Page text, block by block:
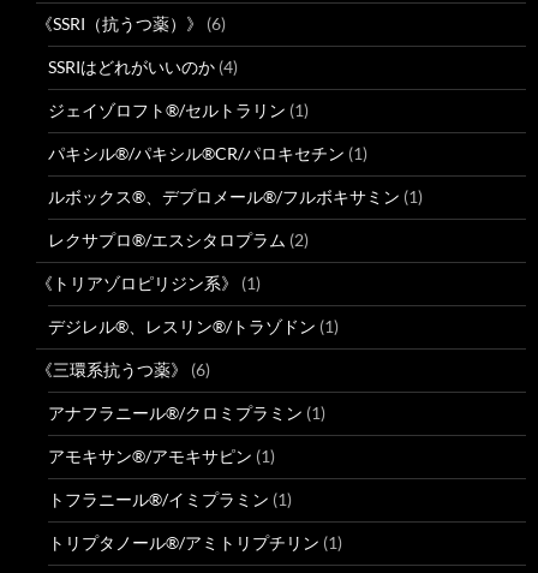
《SSRI（抗うつ薬）》 (6)
SSRIはどれがいいのか (4)
ジェイゾロフト®/セルトラリン (1)
パキシル®/パキシル®CR/パロキセチン (1)
ルボックス®、デプロメール®/フルボキサミン (1)
レクサプロ®/エスシタロプラム (2)
《トリアゾロピリジン系》 (1)
デジレル®、レスリン®/トラゾドン (1)
《三環系抗うつ薬》 (6)
アナフラニール®/クロミプラミン (1)
アモキサン®/アモキサピン (1)
トフラニール®/イミプラミン (1)
トリプタノール®/アミトリプチリン (1)